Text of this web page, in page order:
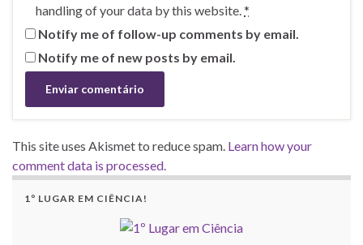
handling of your data by this website.*
Notify me of follow-up comments by email.
Notify me of new posts by email.
This site uses Akismet to reduce spam. Learn how your
comment data is processed.
1º LUGAR EM CIÊNCIA!